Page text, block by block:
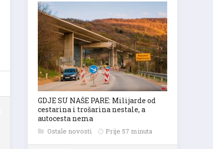
GDJE SU NAŠE PARE: Milijarde od
cestarina i trošarina nestale, a
autocesta nema
Ostale novosti Prije 57 minuta